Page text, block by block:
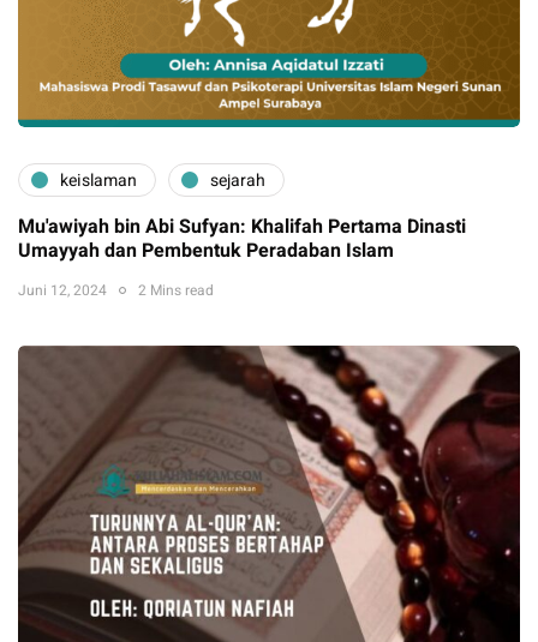
keislaman sejarah
Mu'awiyah bin Abi Sufyan: Khalifah Pertama Dinasti
Umayyah dan Pembentuk Peradaban Islam
Juni 12, 2024 2 Mins read